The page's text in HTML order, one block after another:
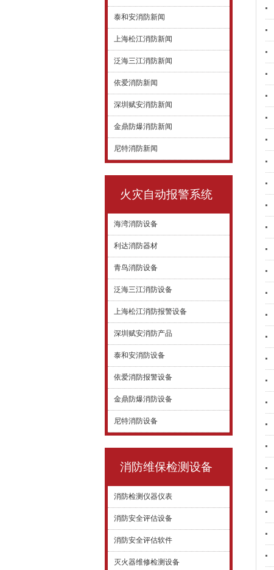
泰和安消防新闻
上海松江消防新闻
泛海三江消防新闻
依爱消防新闻
深圳赋安消防新闻
金鼎防爆消防新闻
尼特消防新闻
火灾自动报警系统
海湾消防设备
利达消防器材
青鸟消防设备
泛海三江消防设备
上海松江消防报警设备
深圳赋安消防产品
泰和安消防设备
依爱消防报警设备
金鼎防爆消防设备
尼特消防设备
消防维保检测设备
消防检测仪器仪表
消防安全评估设备
消防安全评估软件
灭火器维修检测设备